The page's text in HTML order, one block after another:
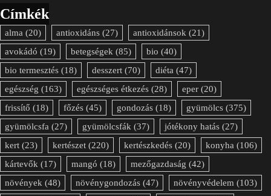
Címkék
alma (20) antioxidáns (27) antioxidánsok (21)
avokádó (19) betegségek (85) bio (40)
bio termesztés (18) desszert (70) diéta (47)
egészség (163) egészséges étkezés (28) eper (20)
frissítő (18) főzés (45) gondozás (18) gyümölcs (375)
gyümölcsfa (27) gyümölcsfák (37) jótékony hatás (27)
kert (23) kertészet (220) kertészkedés (20) konyha (106)
kártevők (17) mangó (18) mezőgazdaság (42)
növények (48) növénygondozás (47) növényvédelem (103)